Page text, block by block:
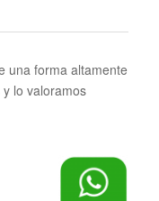
una forma altamente
lo valoramos